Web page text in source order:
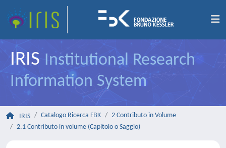
IRIS Institutional Research
Information System
IRIS Catalogo Ricerca FBK
2 Contributo in Volume
2.1 Contributo in volume (Capitolo o Saggio)